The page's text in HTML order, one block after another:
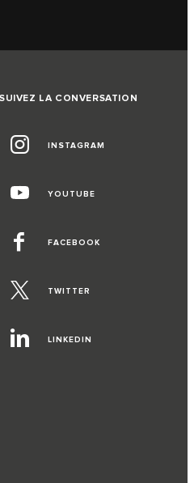
SUIVEZ LA CONVERSATION
INSTAGRAM
YOUTUBE
FACEBOOK
TWITTER
LINKEDIN